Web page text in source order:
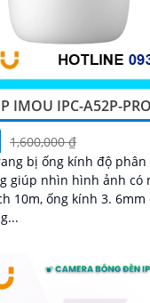
IMOU IPC-A52P-PRO
1,600,000 ₫
bị ống kính độ
giúp nhìn hình ảnh có
10m, ống kính 3.